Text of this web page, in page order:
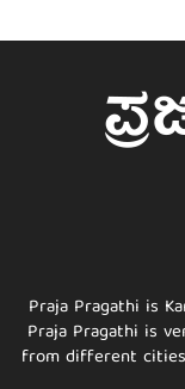
Praja Pragathi is
Praja Pragathi is
from different cities